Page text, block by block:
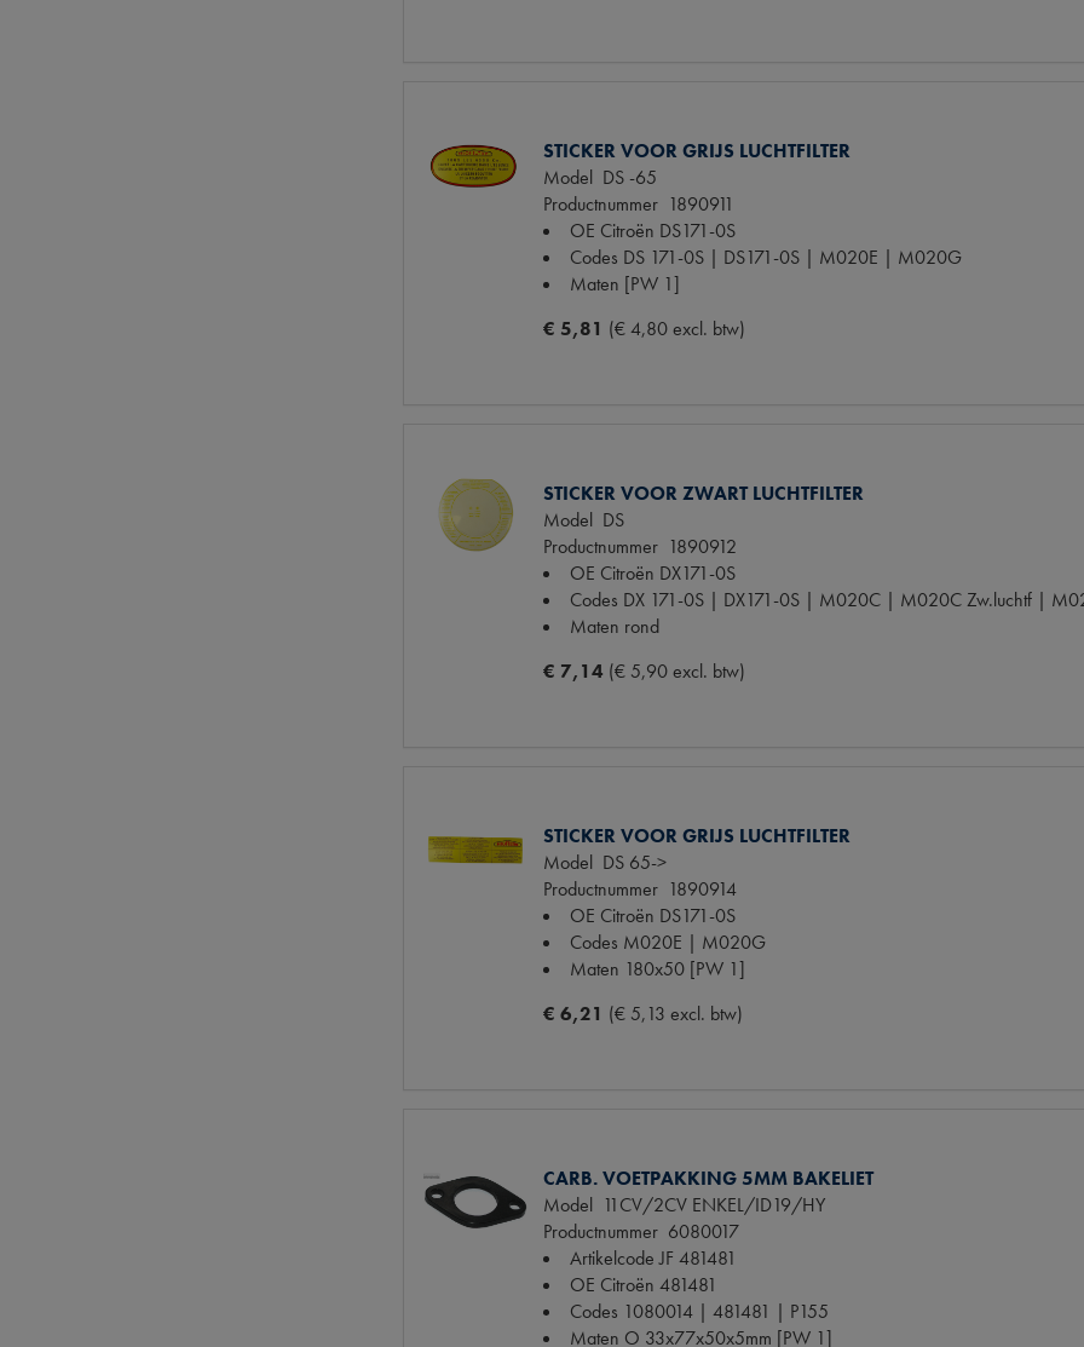
STICKER VOOR GRIJS LUCHTFILTER
Model DS -65
Productnummer 1890911
OE Citroën DS171-0S
Codes DS 171-0S | DS171-0S | M020E | M020G
Maten [PW 1]
€ 5,81 (€ 4,80 excl. btw)
STICKER VOOR ZWART LUCHTFILTER
Model DS
Productnummer 1890912
OE Citroën DX171-0S
Codes DX 171-0S | DX171-0S | M020C | M020C Zw.luchtf |
Maten rond
€ 7,14 (€ 5,90 excl. btw)
STICKER VOOR GRIJS LUCHTFILTER
Model DS 65->
Productnummer 1890914
OE Citroën DS171-0S
Codes M020E | M020G
Maten 180x50 [PW 1]
€ 6,21 (€ 5,13 excl. btw)
CARB. VOETPAKKING 5MM BAKELIET
Model 11CV/2CV ENKEL/ID19/HY
Productnummer 6080017
Artikelcode JF481481
OE Citroën 481481
Codes 1080014 | 481481 | P155
Maten O 33x77x50x5mm [PW 1]